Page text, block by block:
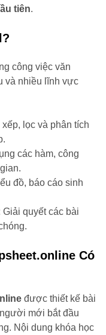
tiên.
công việc văn
và nhiều lĩnh vực
xếp, lọc và phân tích
các hàm, công
đồ, báo cáo sinh
Giải quyết các bài
Có
được thiết kế bài
mới bắt đầu
Nội dung khóa học